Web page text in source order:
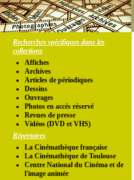
Recherches spécifiques dans les
collections
Affiches
Archives
Articles de périodiques
Dessins
Ouvrages
Photos en accés réservé
Revues de presse
Vidéos (DVD et VHS)
Répertoires
La Cinémathèque française
La Cinémathèque de Toulouse
Centre National du Cinéma et de
l'image animée